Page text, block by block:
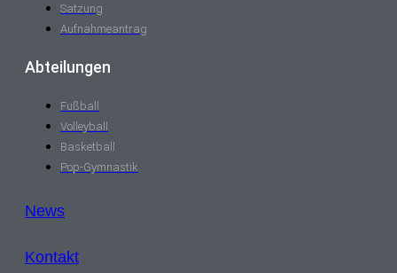
Satzung
Aufnahmeantrag
Abteilungen
Fußball
Volleyball
Basketball
Pop-Gymnastik
News
Kontakt